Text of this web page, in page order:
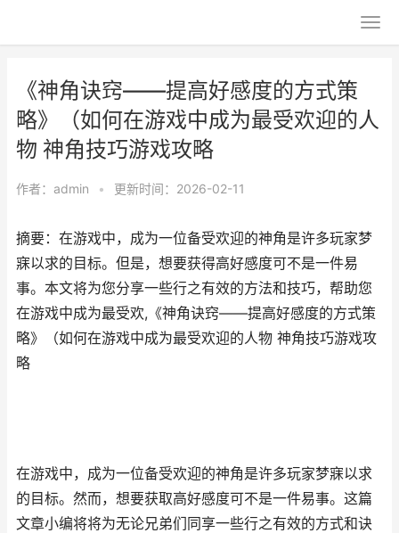
《神角诀窍——提高好感度的方式策
略》（如何在游戏中成为最受欢迎的人
物 神角技巧游戏攻略
作者： admin • 更新时间：2026-02-11
摘要：在游戏中，成为一位备受欢迎的神角是许多玩家梦
寐以求的目标。但是，想要获得高好感度可不是一件易
事。本文将为您分享一些行之有效的方法和技巧，帮助您
在游戏中成为最受欢,《神角诀窍——提高好感度的方式策
略》（如何在游戏中成为最受欢迎的人物 神角技巧游戏攻
略
在游戏中，成为一位备受欢迎的神角是许多玩家梦寐以求
的目标。然而，想要获取高好感度可不是一件易事。这篇
文章小编将将为无论兄弟们同享一些行之有效的方式和诀